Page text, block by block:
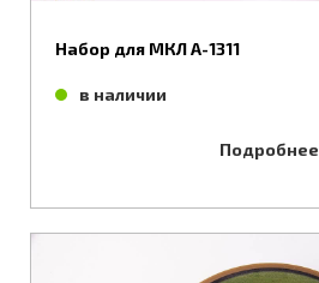
Набор для МКЛ А-1311
в наличии
Подробнее